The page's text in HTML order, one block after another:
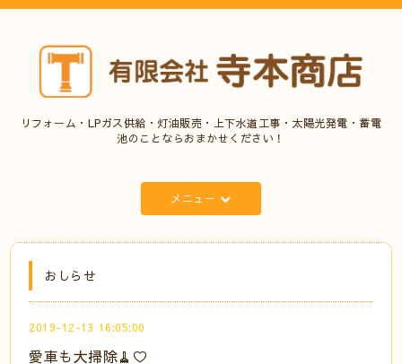
リフォーム・LPガス供給・灯油販売・上下水道工事・太陽光発電・蓄電
池のことならおまかせください！
メニュー
おしらせ
2019-12-13 16:05:00
愛車も大掃除🧹♡